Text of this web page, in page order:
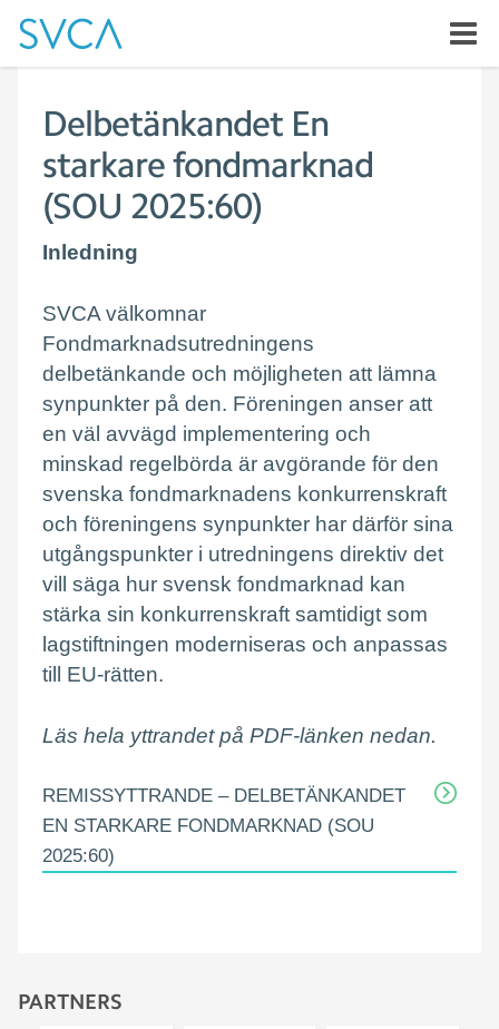
Delbetänkandet En
starkare fondmarknad
(SOU 2025:60)
Inledning
SVCA välkomnar
Fondmarknadsutredningens
delbetänkande och möjligheten att lämna
synpunkter på den. Föreningen anser att
en väl avvägd implementering och
minskad regelbörda är avgörande för den
svenska fondmarknadens konkurrenskraft
och föreningens synpunkter har därför sina
utgångspunkter i utredningens direktiv det
vill säga hur svensk fondmarknad kan
stärka sin konkurrenskraft samtidigt som
lagstiftningen moderniseras och anpassas
till EU-rätten.
Läs hela yttrandet på PDF-länken nedan.
REMISSYTTRANDE – DELBETÄNKANDET
EN STARKARE FONDMARKNAD (SOU
2025:60)
PARTNERS